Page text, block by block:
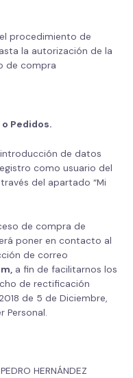
procedimiento de
la autorización de la
de compra
Pedidos.
de datos
como usuario del
del apartado “Mi
de compra de
poner en contacto al
de correo
a fin de facilitarnos los
de rectificación
de 5 de Diciembre,
HERNÁNDEZ